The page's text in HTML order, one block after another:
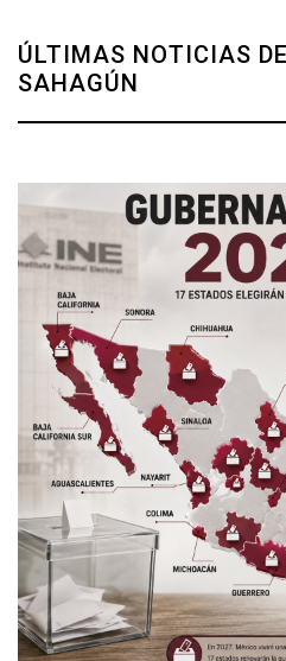
ÚLTIMAS NOTICIAS
SAHAGÚN